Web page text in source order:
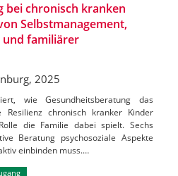
bei chronisch kranken
Selbstmanagement,
und familiärer
2025
wie Gesundheitsberatung das
Resilienz chronisch kranker Kinder
die Familie dabei spielt. Sechs
Beratung psychosoziale Aspekte
einbinden muss.…